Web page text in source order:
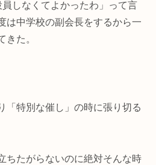
しなくてよかったわ」って言
は中学校の副会長をするから一
きた。
「特別な催し」の時に張り切る
ちたがらないのに絶対そんな時